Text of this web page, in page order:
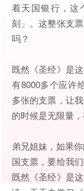
着天国银行，这
刻」。这整张支
吗？
既然《圣经》是
有8000多个应许
多张的支票，让
的时候是无限量
弟兄姐妹，如果
国支票，要给我
既然《圣经》是